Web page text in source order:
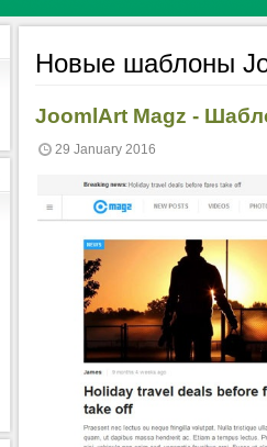
Новые шаблоны
JoomlArt Magz -
29 January 2016